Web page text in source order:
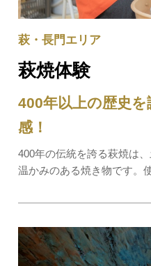
萩焼体験
400年以上の歴史
感！
400年の伝統を誇る萩焼は
温かみのある焼き物です。
す。そんな萩焼を自分で作
萩・長門エリア